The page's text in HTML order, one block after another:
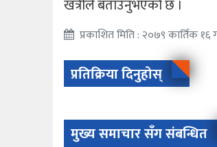
खत्रीले बताउनुभएको छ ।
प्रकाशित मिति : २०७९ कार्तिक
प्रतिक्रिया दिनुहोस्
मुख्य समाचार सँग संबन्धित